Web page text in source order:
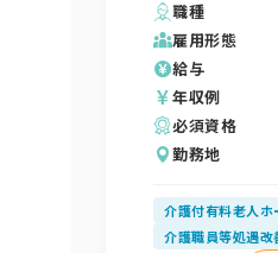
職種
雇用形態
給与
年収例
必須資格
勤務地
介護付有料老人ホ
介護職員等処遇改